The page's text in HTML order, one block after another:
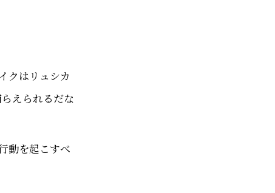
クはリュシカ
えられるだな
動を起こすべ